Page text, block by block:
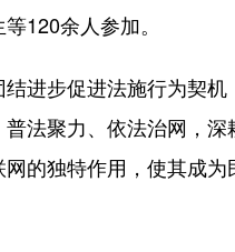
120余人参加。
进步促进法施行为契机
法聚力、依法治网，
的独特作用，使其成